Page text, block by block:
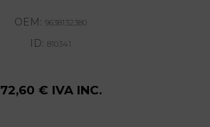
OEM: 9638132380
ID: 810341
72,60 € IVA INC.